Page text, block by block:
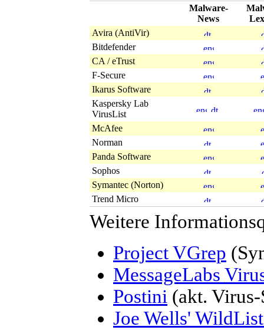
Malware-
News
Avira (AntiVir)
Bitdefender
CA / eTrust
F-Secure
Ikarus Software
Kaspersky Lab
VirusList
McAfee
Norman
Panda Software
Sophos
Symantec (Norton)
Trend Micro
Weitere
Project VGrep
MessageLabs
Postini (akt.
Joe Wells'